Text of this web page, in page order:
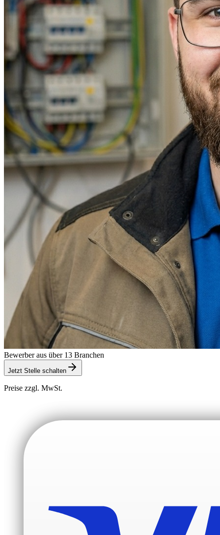
Bewerber aus über 13 Branchen
Jetzt Stelle schalten
Preise zzgl. MwSt.